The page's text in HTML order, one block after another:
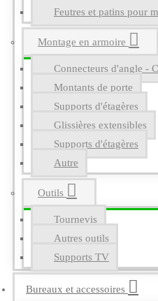
Feutres et patins pour
Montage en armoire
Connecteurs d'angle -
Montants de porte
Supports d'étagères
Glissières extensibles
Supports d'étagères
Autre
Outils
Tournevis
Autres outils
Supports TV
Bureaux et accessoires